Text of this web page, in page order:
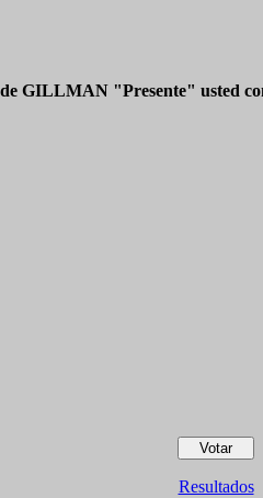
GILLMAN "Presente" usted
Resultados